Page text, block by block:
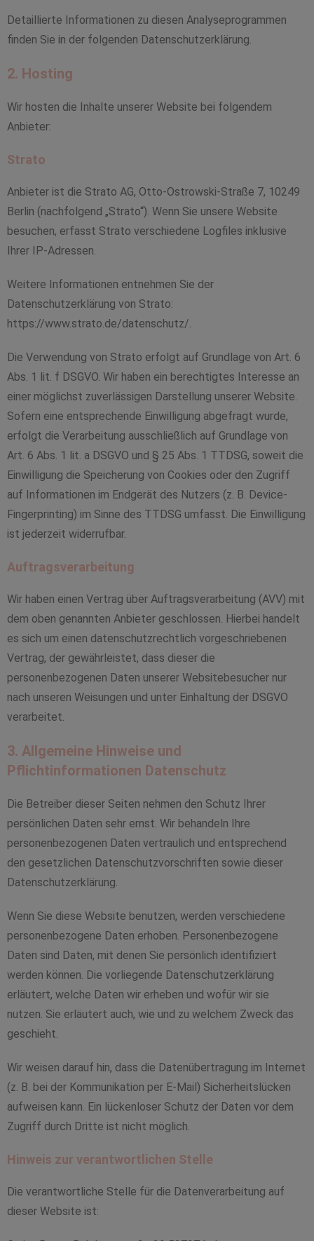
Detaillierte Informationen zu diesen Analyseprogrammen
finden Sie in der folgenden Datenschutzerklärung.
2. Hosting
Wir hosten die Inhalte unserer Website bei folgendem
Anbieter:
Strato
Anbieter ist die Strato AG, Otto-Ostrowski-Straße 7, 10249
Berlin (nachfolgend „Strato“). Wenn Sie unsere Website
besuchen, erfasst Strato verschiedene Logfiles inklusive
Ihrer IP-Adressen.
Weitere Informationen entnehmen Sie der
Datenschutzerklärung von Strato:
https://www.strato.de/datenschutz/.
Die Verwendung von Strato erfolgt auf Grundlage von Art. 6
Abs. 1 lit. f DSGVO. Wir haben ein berechtigtes Interesse an
einer möglichst zuverlässigen Darstellung unserer Website.
Sofern eine entsprechende Einwilligung abgefragt wurde,
erfolgt die Verarbeitung ausschließlich auf Grundlage von
Art. 6 Abs. 1 lit. a DSGVO und § 25 Abs. 1 TTDSG, soweit die
Einwilligung die Speicherung von Cookies oder den Zugriff
auf Informationen im Endgerät des Nutzers (z. B. Device-
Fingerprinting) im Sinne des TTDSG umfasst. Die Einwilligung
ist jederzeit widerrufbar.
Auftragsverarbeitung
Wir haben einen Vertrag über Auftragsverarbeitung (AVV) mit
dem oben genannten Anbieter geschlossen. Hierbei handelt
es sich um einen datenschutzrechtlich vorgeschriebenen
Vertrag, der gewährleistet, dass dieser die
personenbezogenen Daten unserer Websitebesucher nur
nach unseren Weisungen und unter Einhaltung der DSGVO
verarbeitet.
3. Allgemeine Hinweise und
Pflichtinformationen Datenschutz
Die Betreiber dieser Seiten nehmen den Schutz Ihrer
persönlichen Daten sehr ernst. Wir behandeln Ihre
personenbezogenen Daten vertraulich und entsprechend
den gesetzlichen Datenschutzvorschriften sowie dieser
Datenschutzerklärung.
Wenn Sie diese Website benutzen, werden verschiedene
personenbezogene Daten erhoben. Personenbezogene
Daten sind Daten, mit denen Sie persönlich identifiziert
werden können. Die vorliegende Datenschutzerklärung
erläutert, welche Daten wir erheben und wofür wir sie
nutzen. Sie erläutert auch, wie und zu welchem Zweck das
geschieht.
Wir weisen darauf hin, dass die Datenübertragung im Internet
(z. B. bei der Kommunikation per E-Mail) Sicherheitslücken
aufweisen kann. Ein lückenloser Schutz der Daten vor dem
Zugriff durch Dritte ist nicht möglich.
Hinweis zur verantwortlichen Stelle
Die verantwortliche Stelle für die Datenverarbeitung auf
dieser Website ist: